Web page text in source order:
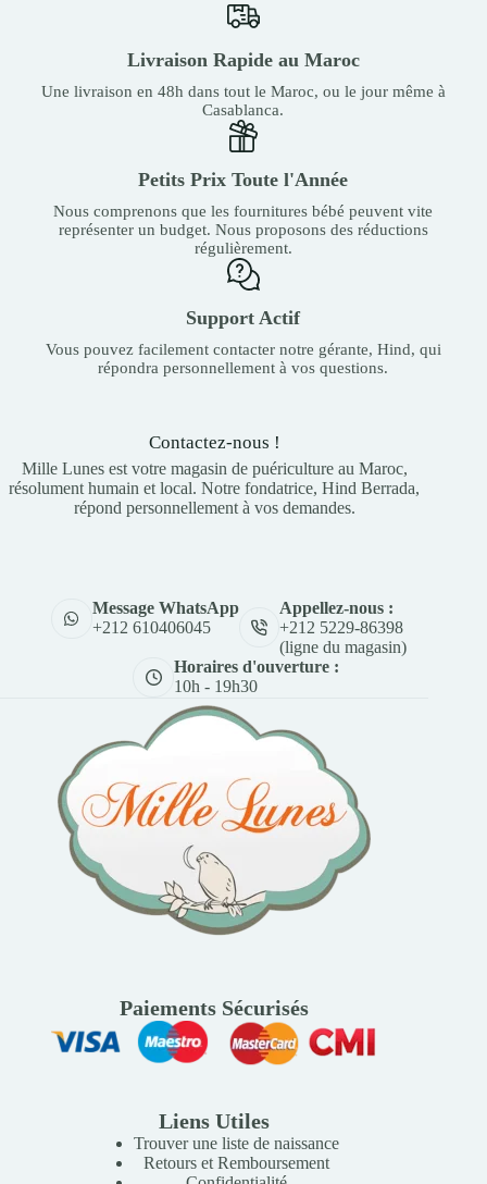
Livraison Rapide au Maroc
Une livraison en 48h dans tout le Maroc, ou le jour même à
Casablanca.
Petits Prix Toute l'Année
Nous comprenons que les fournitures bébé peuvent vite
représenter un budget. Nous proposons des réductions
régulièrement.
Support Actif
Vous pouvez facilement contacter notre gérante, Hind, qui
répondra personnellement à vos questions.
Contactez-nous !
Mille Lunes est votre magasin de puériculture au Maroc,
résolument humain et local. Notre fondatrice, Hind Berrada,
répond personnellement à vos demandes.
Message WhatsApp
+212 610406045
Appellez-nous :
+212 5229-86398
(ligne du magasin)
Horaires d'ouverture :
10h - 19h30
Paiements Sécurisés
Liens Utiles
Trouver une liste de naissance
Retours et Remboursement